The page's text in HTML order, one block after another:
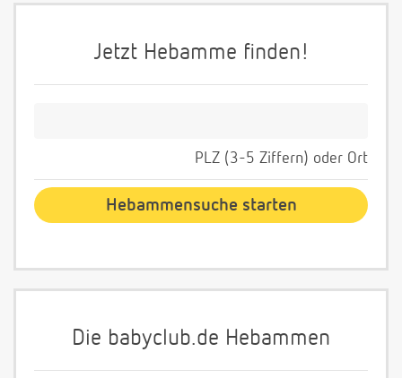
Jetzt Hebamme finden!
PLZ (3-5 Ziffern) oder Ort
Die babyclub.de Hebammen